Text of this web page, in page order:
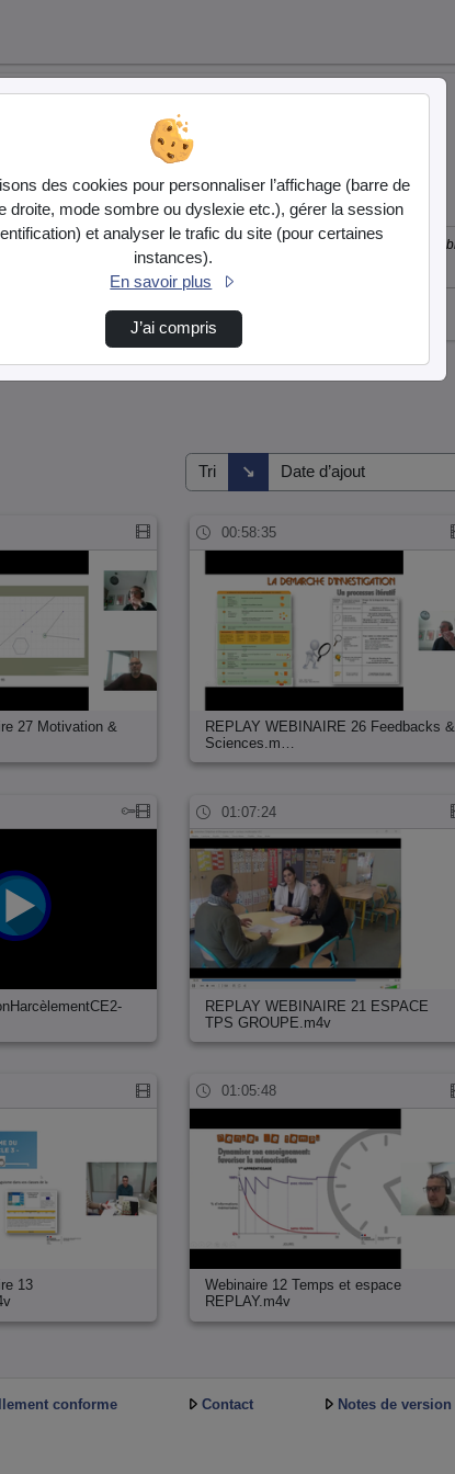
Tri ↘
Direction de tri
27 Motivation &
00:58:35
REPLAY WEBINAIRE 26 Feedbacks &
Sciences.m…
01:07:24
REPLAY WEBINAIRE 21 ESPACE
TPS GROUPE.m4v
13
01:05:48
Webinaire 12 Temps et espace
REPLAY.m4v
conforme Contact Notes de version
des cookies pour personnaliser l’affichage (barre de
droite, mode sombre ou dyslexie etc.), gérer la session
et analyser le trafic du site (pour certaines
instances).
En savoir plus
J’ai compris